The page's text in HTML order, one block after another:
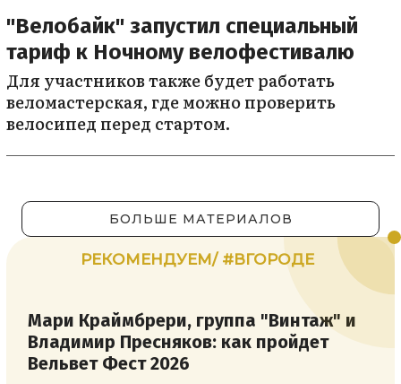
"Велобайк" запустил специальный
тариф к Ночному велофестивалю
Для участников также будет работать
веломастерская, где можно проверить
велосипед перед стартом.
БОЛЬШЕ МАТЕРИАЛОВ
РЕКОМЕНДУЕМ/ #ВГОРОДЕ
Мари Краймбрери, группа "Винтаж" и
Владимир Пресняков: как пройдет
Вельвет Фест 2026